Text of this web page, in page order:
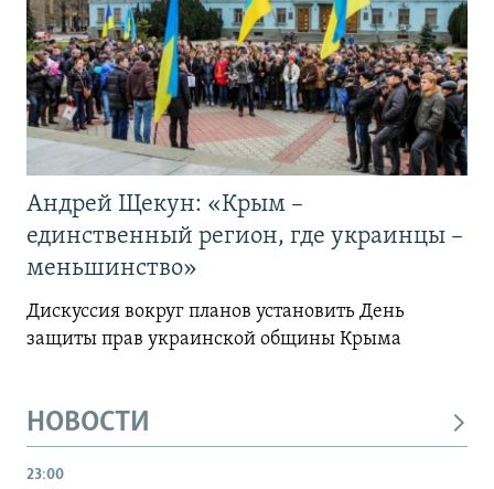
Андрей Щекун: «Крым –
единственный регион, где украинцы –
меньшинство»
Дискуссия вокруг планов установить День
защиты прав украинской общины Крыма
НОВОСТИ
23:00